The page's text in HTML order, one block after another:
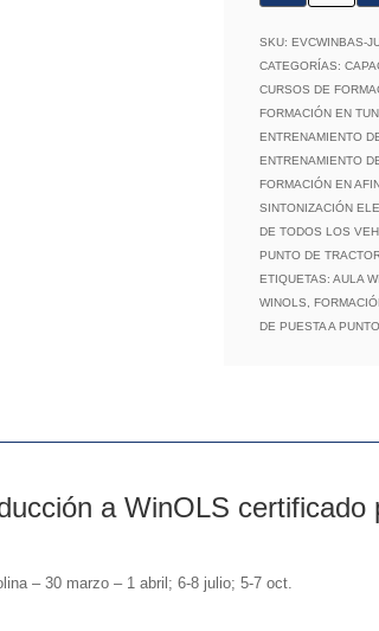
3
días
a
WinOLS
por
EVC
SKU: EVCWINBAS-
CATEGORÍAS:
CURSOS DE
FORMACIÓN EN
ENTRENAMIENTO
ENTRENAMIENTO
FORMACIÓN EN
SINTONIZACIÓN
DE TODOS LOS
PUNTO DE
ETIQUETAS: AULA
WINOLS
DE PUESTA A PUNTO
a WinOLS certificado
– 30 marzo – 1 abril; 6-8 julio; 5-7 oct.